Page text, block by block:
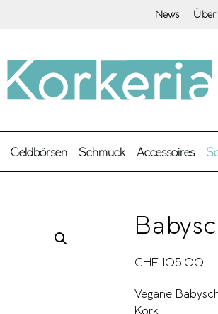
News Über
Geldbörsen Schmuck Accessoires
CHF 105.00
Vegane
Kork.